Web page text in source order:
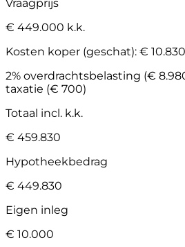
Vraagprijs
€ 449.000 k.k.
Kosten koper (geschat): € 10.830
2% overdrachtsbelasting (€
taxatie (€ 700)
Totaal incl. k.k.
€ 459.830
Hypotheekbedrag
€ 449.830
Eigen inleg
€ 10.000